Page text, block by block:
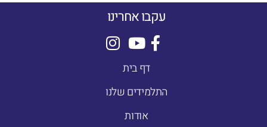
דף בית
התלמידים שלנו
אודות
עקבו אחרינו